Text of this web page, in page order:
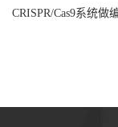
CRISPR/Cas9系统做